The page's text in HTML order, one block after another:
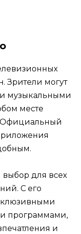
Зрители могут
музыкальными
месте
Официальный
для всех
С его
программами,
и